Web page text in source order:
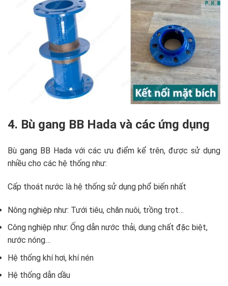
4. Bù gang BB Hada và các ứng dụng
Bù gang BB Hada với các ưu điểm kể trên, được sử dụng
nhiều cho các hệ thống như:
Cấp thoát nước là hệ thống sử dụng phổ biến nhất
Nông nghiệp như: Tưới tiêu, chăn nuôi, trồng trọt…
Công nghiệp như: Ống dẫn nước thải, dung chất đặc biệt,
nước nóng…
Hệ thống khí hơi, khí nén
Hệ thống dẫn dầu